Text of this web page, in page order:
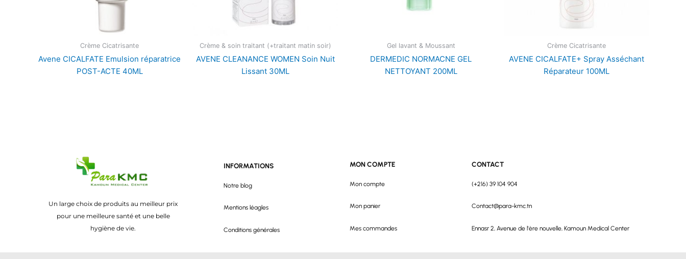
Crème Cicatrisante
Avene CICALFATE Emulsion réparatrice
POST-ACTE 40ML
Crème & soin traitant (+traitant matin soir)
AVENE CLEANANCE WOMEN Soin Nuit
Lissant 30ML
Gel lavant & Moussant
DERMEDIC NORMACNE GEL
NETTOYANT 200ML
Crème Cicatrisante
AVENE CICALFATE+ Spray Asséchant
Réparateur 100ML
Un large choix de produits au meilleur prix
pour une meilleure santé et une belle
hygiène de vie.
INFORMATIONS
Notre blog
Mentions léagles
Conditions générales
MON COMPTE
Mon compte
Mon panier
Mes commandes
CONTACT
(+216) 39 104 904
Contact@para-kmc.tn
Ennasr 2, Avenue de l'ère nouvelle, Kamoun Medical Center